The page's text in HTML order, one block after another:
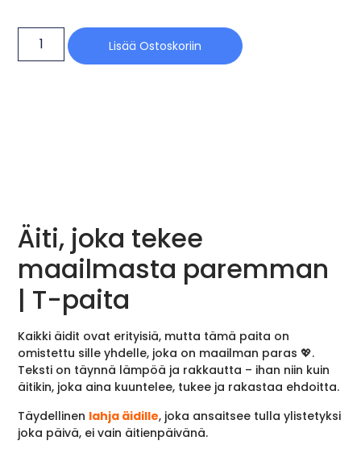
Lisää Ostoskoriin
Äiti, joka tekee
maailmasta paremman
| T-paita
Kaikki äidit ovat erityisiä, mutta tämä paita on
omistettu sille yhdelle, joka on maailman paras 💖.
Teksti on täynnä lämpöä ja rakkautta – ihan niin kuin
äitikin, joka aina kuuntelee, tukee ja rakastaa ehdoitta.
Täydellinen lahja äidille, joka ansaitsee tulla ylistetyksi
joka päivä, ei vain äitienpäivänä.